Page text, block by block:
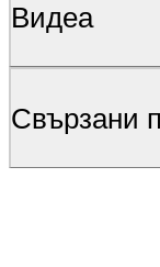
Видеa
Свързани